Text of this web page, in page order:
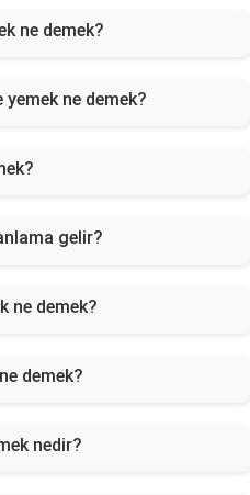
ne demek?
ne demek?
gelir?
ne demek?
demek?
nedir?